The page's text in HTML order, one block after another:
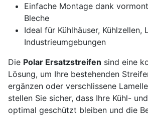
Einfache Montage dank
Bleche
Ideal für Kühlhäuser, Kühlzellen,
Industrieumgebungen
Die Polar Ersatzstreifen sind eine
Lösung, um Ihre bestehenden
ergänzen oder verschlissene
stellen Sie sicher, dass Ihre Kühl-
optimal geschützt bleiben und die